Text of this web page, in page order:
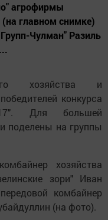
агрофирмы
главном снимке)
Чулман" Разиль
хозяйства и
конкурса
Для большей
поделены на группы
хозяйства
зори" Иван
комбайнер
(на фото).